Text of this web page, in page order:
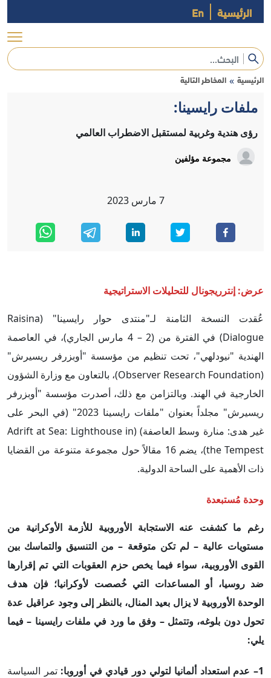
الرئيسية En
الرئيسية » المخاطر التالية
ملفات رايسينا:
رؤى هندية وغربية لمستقبل الاضطراب العالمي
مجموعة مؤلفين
7 مارس 2023
عرض: إنترريجونال للتحليلات الاستراتيجية
عُقدت النسخة الثامنة لـ"منتدى حوار رايسينا" (Raisina
Dialogue) في الفترة من (2 – 4 مارس الجاري)، في العاصمة
الهندية "نيودلهي"، تحت تنظيم من مؤسسة "أوبزرفر ريسيرش"
(Observer Research Foundation)، بالتعاون مع وزارة الشؤون
الخارجية في الهند. وبالتزامن مع ذلك، أصدرت مؤسسة "أوبزرفر
ريسيرش" مجلداً بعنوان "ملفات رايسينا 2023" (في البحر على
غير هدى: منارة وسط العاصفة) (Adrift at Sea: Lighthouse in
the Tempest)، يضم 16 مقالاً حول مجموعة متنوعة من القضايا
ذات الأهمية على الساحة الدولية.
وحدة مُستبعدة
رغم ما كشفت عنه الاستجابة الأوروبية للأزمة الأوكرانية من
مستويات عالية – لم تكن متوقعة – من التنسيق والتماسك بين
القوى الأوروبية، سواء فيما يخص حزم العقوبات التي تم إقرارها
ضد روسيا، أو المساعدات التي خُصصت لأوكرانيا؛ فإن هدف
الوحدة الأوروبية لا يزال بعيد المنال، بالنظر إلى وجود عراقيل عدة
تحول دون بلوغه، وتتمثل – وفق ما ورد في ملفات رايسينا – فيما
يلي:
1– عدم استعداد ألمانيا لتولي دور قيادي في أوروبا:
تمر السياسة